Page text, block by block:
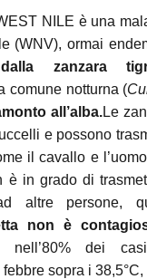
NILE è una
(WNV), ormai
zanzara
comune notturna (
all’alba.Le
e possono
il cavallo e
è in grado di
altre persone,
non è
nell’80% dei
sopra i